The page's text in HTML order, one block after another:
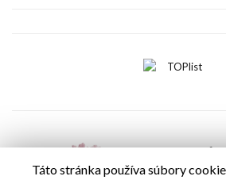
Táto stránka používa súbory